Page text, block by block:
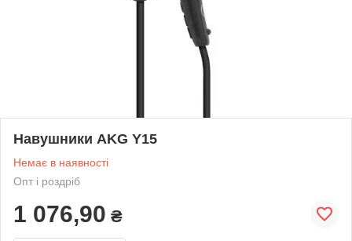
Навушники AKG Y15
Немає в наявності
Опт і роздріб
1 076,90 ₴